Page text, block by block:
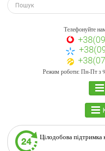
Телефонуйте
Режим роботи: Пн-Пт з
Цілодобова